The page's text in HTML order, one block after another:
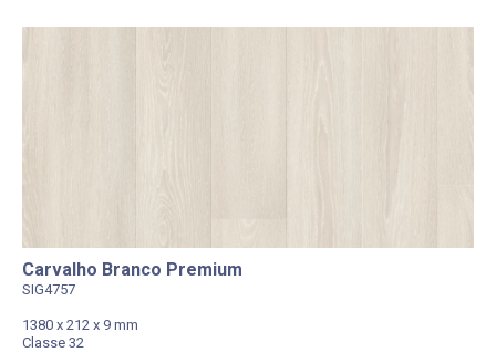
Carvalho Branco Premium
SIG4757
1380 x 212 x 9 mm
Classe 32